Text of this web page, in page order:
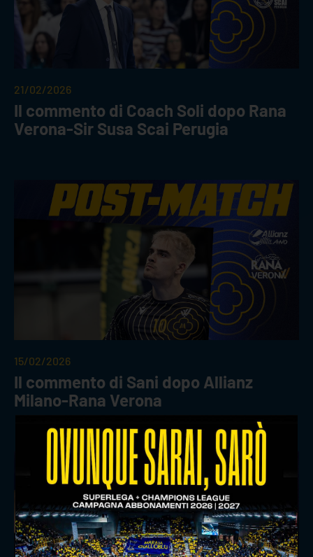
21/02/2026
Il commento di Coach Soli dopo Rana
Verona-Sir Susa Scai Perugia
15/02/2026
Il commento di Sani dopo Allianz
Milano-Rana Verona